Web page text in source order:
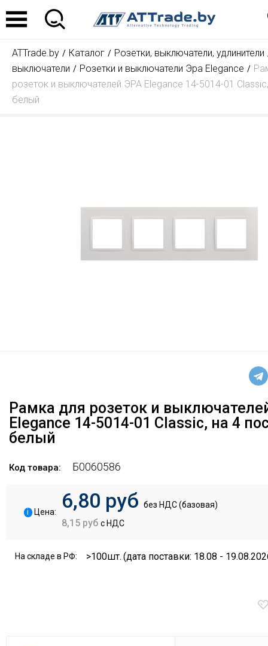
ATTrade.by Каталог
Розетки, выключатели, удлинители
выключатели
Розетки и выключатели Эра Elegance
розеток и выключателей ЭРА Elegance 14-5014-01
белый
Рамка для розеток и
Elegance 14-5014-01 Classic, на 4
белый
Код товара: Б0060586
i Цена: 6,80 руб без НДС (базовая)
8,15 руб с НДС
На складе в РФ: >100шт. (дата поставки: 18.08 -